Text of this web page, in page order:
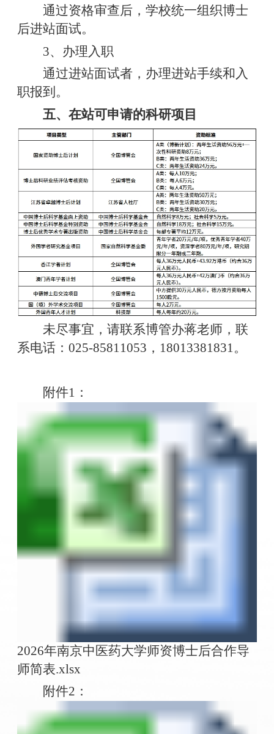
通过资格审查后，学校统一组织博士
后进站面试。
3、办理入职
通过进站面试者，办理进站手续和入
职报到。
五、在站可申请的科研项目
未尽事宜，请联系博管办蒋老师，联
系电话：025-85811053，18013381831。
附件1：
2026年南京中医药大学师资博士后合作导
师简表.xlsx
附件2：